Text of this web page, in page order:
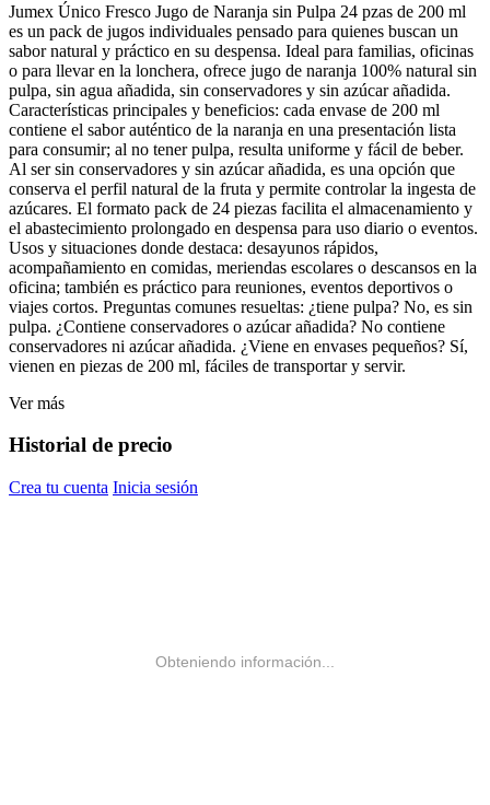
Jumex Único Fresco Jugo de Naranja sin Pulpa 24 pzas de 200 ml
es un pack de jugos individuales pensado para quienes buscan un
sabor natural y práctico en su despensa. Ideal para familias, oficinas
o para llevar en la lonchera, ofrece jugo de naranja 100% natural sin
pulpa, sin agua añadida, sin conservadores y sin azúcar añadida.
Características principales y beneficios: cada envase de 200 ml
contiene el sabor auténtico de la naranja en una presentación lista
para consumir; al no tener pulpa, resulta uniforme y fácil de beber.
Al ser sin conservadores y sin azúcar añadida, es una opción que
conserva el perfil natural de la fruta y permite controlar la ingesta de
azúcares. El formato pack de 24 piezas facilita el almacenamiento y
el abastecimiento prolongado en despensa para uso diario o eventos.
Usos y situaciones donde destaca: desayunos rápidos,
acompañamiento en comidas, meriendas escolares o descansos en la
oficina; también es práctico para reuniones, eventos deportivos o
viajes cortos. Preguntas comunes resueltas: ¿tiene pulpa? No, es sin
pulpa. ¿Contiene conservadores o azúcar añadida? No contiene
conservadores ni azúcar añadida. ¿Viene en envases pequeños? Sí,
vienen en piezas de 200 ml, fáciles de transportar y servir.
Ver más
Historial de precio
Crea tu cuenta Inicia sesión
Obteniendo información...